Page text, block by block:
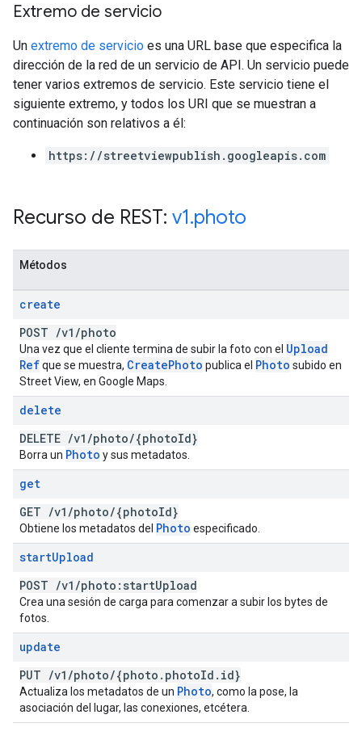
Extremo de servicio
Un extremo de servicio es una URL base que especifica la
dirección de la red de un servicio de API. Un servicio puede
tener varios extremos de servicio. Este servicio tiene el
siguiente extremo, y todos los URI que se muestran a
continuación son relativos a él:
https://streetviewpublish.googleapis.com
Recurso de REST: v1.photo
Métodos
create
POST /v1 /photo
Una vez que el cliente termina de subir la foto con el Upload
Refque se muestra, CreatePhoto publica el Photo subido en
Street View, en Google Maps.
delete
DELETE /v1 /photo/{photoId}
Borra un Photo y sus metadatos.
get
GET /v1 /photo/{photoId}
Obtiene los metadatos del Photo especificado.
startUpload
POST /v1 /photo:startUpload
Crea una sesión de carga para comenzar a subir los bytes de
fotos.
update
PUT /v1 /photo/{photo . photoId . id}
Actualiza los metadatos de un Photo, como la pose, la
asociación del lugar, las conexiones, etcétera.